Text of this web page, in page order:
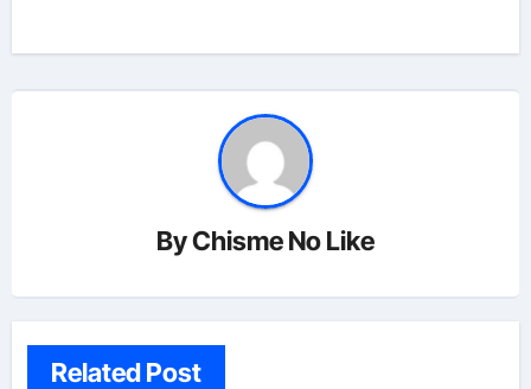
ByChisme No Like
Related Post